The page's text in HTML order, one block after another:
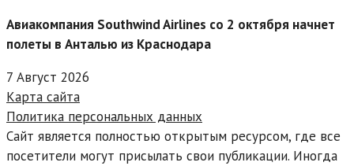
Авиакомпания Southwind Airlines со 2 октября начнет
полеты в Анталью из Краснодара
7 Август 2026
Карта сайта
Политика персональных данных
Сайт является полностью открытым ресурсом, где все
посетители могут присылать свои публикации. Иногда